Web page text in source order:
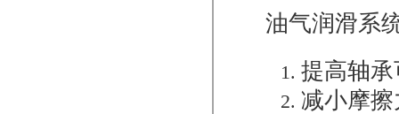
油气润滑系
提高轴
减小摩